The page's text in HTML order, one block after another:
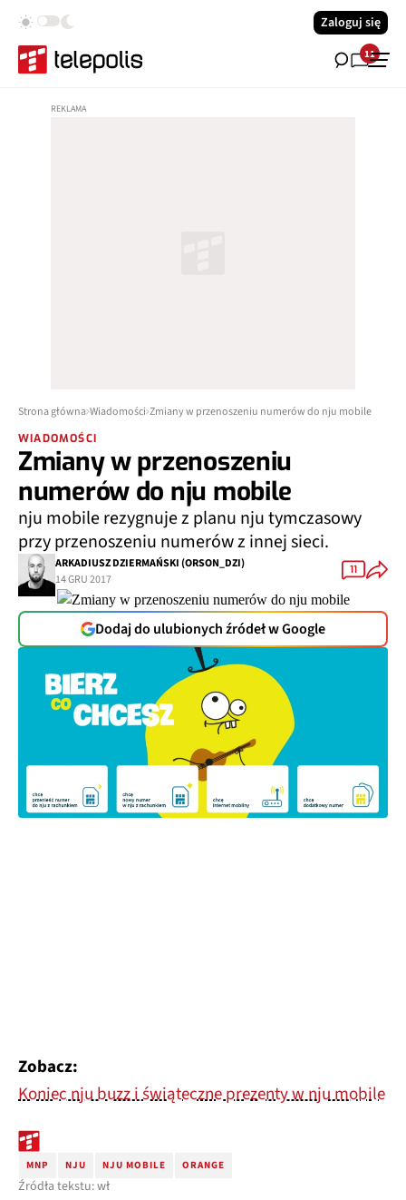
Zaloguj się
11
Strona główna Wiadomości Zmiany w przenoszeniu numerów do nju mobile
WIADOMOŚCI
Zmiany w przenoszeniu
numerów do nju mobile
nju mobile rezygnuje z planu nju tymczasowy
przy przenoszeniu numerów z innej sieci.
ARKADIUSZ DZIERMAŃSKI (ORSON_DZI)
14 GRU 2017
11
Dodaj do ulubionych źródeł w Google
Zobacz:
Koniec nju buzz i świąteczne prezenty w nju mobile
MNP NJU NJU MOBILE ORANGE
Źródła tekstu: wł